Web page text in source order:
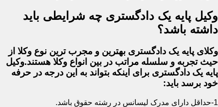
وکیل پایه یک دادگستری چه شرایطی باید
داشته باشد؟
وکلای پایه یک دادگستری بهترین و مجرب ترین نوع وکلا از
حیث تجربه و سلسله مراتب در بین انواع وکلا هستند.وکیل
پایه یک دادگستری برای اینکه بتواند به این درجه در حرفه
خود برسد باید:
1-حداقل دارای مدرک لیسانس در رشته حقوق باشد.